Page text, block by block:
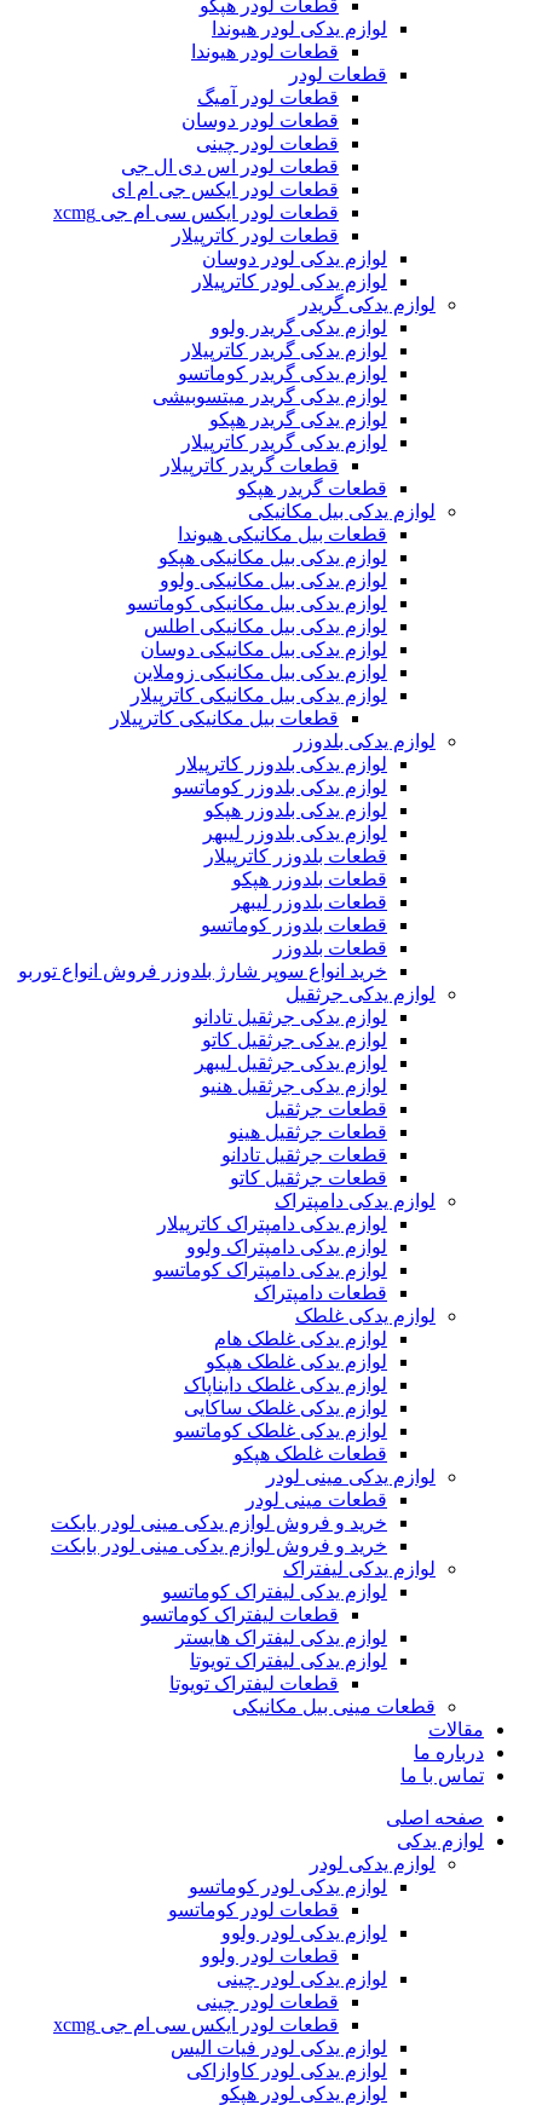
قطعات لودر هپکو
لوازم یدکی لودر هیوندا
قطعات لودر هیوندا
قطعات لودر
قطعات لودر آمیگ
قطعات لودر دوسان
قطعات لودر چینی
قطعات لودر اس دی ال جی
قطعات لودر ایکس جی ام ای
قطعات لودر ایکس سی ام جی xcmg
قطعات لودر کاترپیلار
لوازم یدکی لودر دوسان
لوازم یدکی لودر کاترپیلار
لوازم یدکی گریدر
لوازم یدکی گریدر ولوو
لوازم یدکی گریدر کاترپیلار
لوازم یدکی گریدر کوماتسو
لوازم یدکی گریدر میتسوبیشی
لوازم یدکی گریدر هپکو
لوازم یدکی گریدر کاترپیلار
قطعات گریدر کاترپیلار
قطعات گریدر هپکو
لوازم یدکی بیل مکانیکی
قطعات بیل مکانیکی هیوندا
لوازم یدکی بیل مکانیکی هپکو
لوازم یدکی بیل مکانیکی ولوو
لوازم یدکی بیل مکانیکی کوماتسو
لوازم یدکی بیل مکانیکی اطلس
لوازم یدکی بیل مکانیکی دوسان
لوازم یدکی بیل مکانیکی زوملاین
لوازم یدکی بیل مکانیکی کاترپیلار
قطعات بیل مکانیکی کاترپیلار
لوازم یدکی بلدوزر
لوازم یدکی بلدوزر کاترپیلار
لوازم یدکی بلدوزر کوماتسو
لوازم یدکی بلدوزر هپکو
لوازم یدکی بلدوزر لیبهر
قطعات بلدوزر کاترپیلار
قطعات بلدوزر هپکو
قطعات بلدوزر لیبهر
قطعات بلدوزر کوماتسو
قطعات بلدوزر
خرید انواع سوپر شارژ بلدوزر فروش انواع توربو
لوازم یدکی جرثقیل
لوازم یدکی جرثقیل تادانو
لوازم یدکی جرثقیل کاتو
لوازم یدکی جرثقیل لیبهر
لوازم یدکی جرثقیل هنیو
قطعات جرثقیل
قطعات جرثقیل هینو
قطعات جرثقیل تادانو
قطعات جرثقیل کاتو
لوازم یدکی دامپتراک
لوازم یدکی دامپتراک کاترپیلار
لوازم یدکی دامپتراک ولوو
لوازم یدکی دامپتراک کوماتسو
قطعات دامپتراک
لوازم یدکی غلطک
لوازم یدکی غلطک هام
لوازم یدکی غلطک هپکو
لوازم یدکی غلطک دایناپاک
لوازم یدکی غلطک ساکایی
لوازم یدکی غلطک کوماتسو
قطعات غلطک هپکو
لوازم یدکی مینی لودر
قطعات مینی لودر
خرید و فروش لوازم یدکی مینی لودر بابکت
خرید و فروش لوازم یدکی مینی لودر بابکت
لوازم یدکی لیفتراک
لوازم یدکی لیفتراک کوماتسو
قطعات لیفتراک کوماتسو
لوازم یدکی لیفتراک هایستر
لوازم یدکی لیفتراک تویوتا
قطعات لیفتراک تویوتا
قطعات مینی بیل مکانیکی
ما
با ما
اصلی
یدکی
لوازم یدکی لودر
لوازم یدکی لودر کوماتسو
قطعات لودر کوماتسو
لوازم یدکی لودر ولوو
قطعات لودر ولوو
لوازم یدکی لودر چینی
قطعات لودر چینی
قطعات لودر ایکس سی ام جی xcmg
لوازم یدکی لودر فیات الیس
لوازم یدکی لودر کاوازاکی
لوازم یدکی لودر هپکو